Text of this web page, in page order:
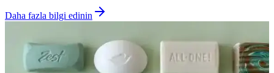
Daha fazla bilgi edinin